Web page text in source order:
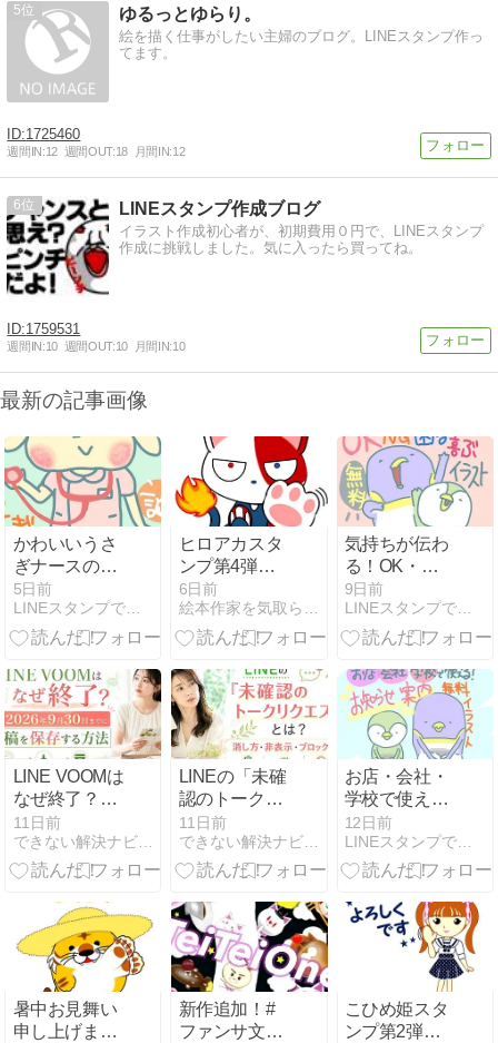
5 ゆるっとゆらり。
絵を描く仕事がしたい主婦のブログ。LINEスタンプ作っ
てます。
1725460
週間IN:12 週間OUT:18 月間IN:12
6 LINEスタンプ作成ブログ
イラスト作成初心者が、初期費用０円で、LINEスタンプ
作成に挑戦しました。気に入ったら買ってね。
1759531
週間IN:10 週間OUT:10 月間IN:10
最新の記事画像
かわいいうさ
ぎナースの無
料イラストま
とめ
5日前
LINEスタンプで車代を稼ぐ(本気)
ヒロアカスタ
ンプ第4弾…
無事承認～！
6日前
絵本作家を気取らせて〜！
気持ちが伝わ
る！OK・
NG・困る・喜
ぶ無料イラス
トまとめ
9日前
LINEスタンプで車代を稼ぐ(本気)
LINE VOOMは
なぜ終了？
2026年9月30
日までに投稿
を保存する方
11日前
できない解決ナビ | “できない”を、5分で解決する
LINEの「未確
認のトークリ
クエスト」と
は？消し方・
非表示・ブロ
11日前
できない解決ナビ | “できない”を、5分で解決する
お店・会社・
学校で使え
る！お知ら
せ・案内の無
料イラストま
12日前
LINEスタンプで車代を稼ぐ(本気)
暑中お見舞い
申し上げます
新作追加！#
ファンサ文字
こひめ姫スタ
ンプ第2弾…